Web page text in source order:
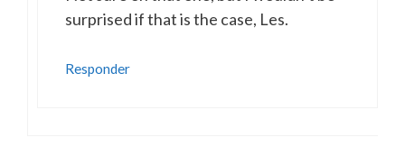
surprised if that is the case, Les.
Responder